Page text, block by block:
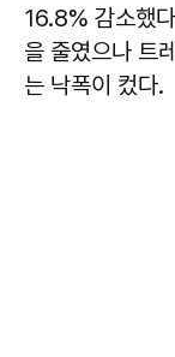
16.8% 감소했
을 줄였으나 트
는 낙폭이 컸다.